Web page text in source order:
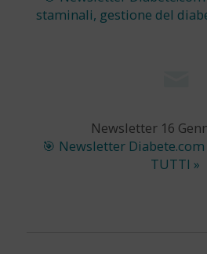
staminali, gestione del
Newsletter 16
🎯 Newsletter Diabete.com
TUTTI »